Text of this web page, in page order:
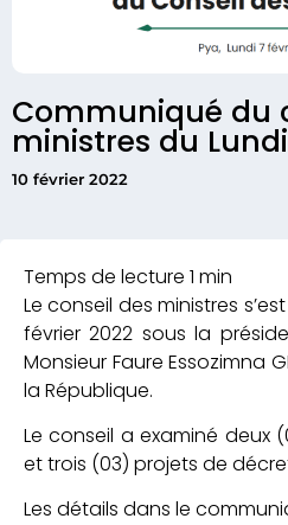
Communiqué du
ministres du
10 février 2022
Le conseil des ministres
février 2022 sous la
Monsieur Faure Essozimna
la République.
Le conseil a examiné deux
et trois (03) projets de
Les détails dans le